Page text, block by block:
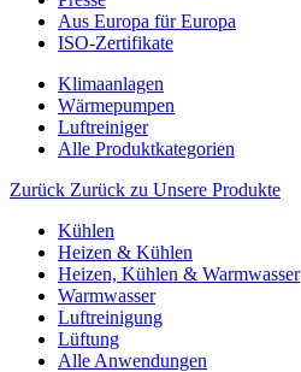
Aus Europa für Europa
ISO-Zertifikate
Klimaanlagen
Wärmepumpen
Luftreiniger
Alle Produktkategorien
Zurück Zurück zu Unsere Produkte
Kühlen
Heizen & Kühlen
Heizen, Kühlen & Warmwasser
Warmwasser
Luftreinigung
Lüftung
Alle Anwendungen